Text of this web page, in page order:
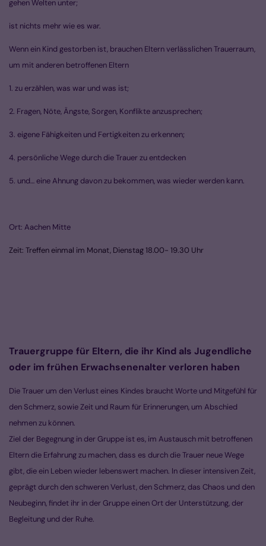
gehen Welten unter;
ist nichts mehr wie es war.
Wenn ein Kind gestorben ist, brauchen Eltern verlässlichen Trauerraum,
um mit anderen betroffenen Eltern
1. zu erzählen, was war und was ist;
2. Fragen, Nöte, Ängste, Sorgen, Konflikte anzusprechen;
3. eigene Fähigkeiten und Fertigkeiten zu erkennen;
4. persönliche Wege durch die Trauer zu entdecken
5. und… eine Ahnung davon zu bekommen, was wieder werden kann.
Ort: Aachen Mitte
Zeit: Treffen einmal im Monat, Dienstag 18.00- 19.30 Uhr
Trauergruppe für Eltern, die ihr Kind als Jugendliche
oder im frühen Erwachsenenalter verloren haben
Die Trauer um den Verlust eines Kindes braucht Worte und Mitgefühl für
den Schmerz, sowie Zeit und Raum für Erinnerungen, um Abschied
nehmen zu können.
Ziel der Begegnung in der Gruppe ist es, im Austausch mit betroffenen
Eltern die Erfahrung zu machen, dass es durch die Trauer neue Wege
gibt, die ein Leben wieder lebenswert machen. In dieser intensiven Zeit,
geprägt durch den schweren Verlust, den Schmerz, das Chaos und den
Neubeginn, findet ihr in der Gruppe einen Ort der Unterstützung, der
Begleitung und der Ruhe.